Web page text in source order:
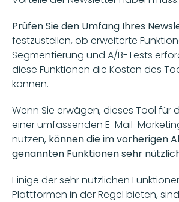
Prüfen Sie den Umfang Ihres
festzustellen, ob erweiterte
Segmentierung und A/B-Tests
diese Funktionen die Kosten des
können.
Wenn Sie erwägen, dieses Tool für
einer umfassenden E-Mail-
nutzen, können die im vorherigen
genannten Funktionen sehr
Einige der sehr nützlichen
Plattformen in der Regel bieten,